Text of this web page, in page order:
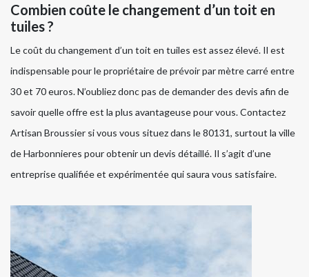
Combien coûte le changement d’un toit en
tuiles ?
Le coût du changement d’un toit en tuiles est assez élevé. Il est
indispensable pour le propriétaire de prévoir par mètre carré entre
30 et 70 euros. N’oubliez donc pas de demander des devis afin de
savoir quelle offre est la plus avantageuse pour vous. Contactez
Artisan Broussier si vous vous situez dans le 80131, surtout la ville
de Harbonnieres pour obtenir un devis détaillé. Il s’agit d’une
entreprise qualifiée et expérimentée qui saura vous satisfaire.